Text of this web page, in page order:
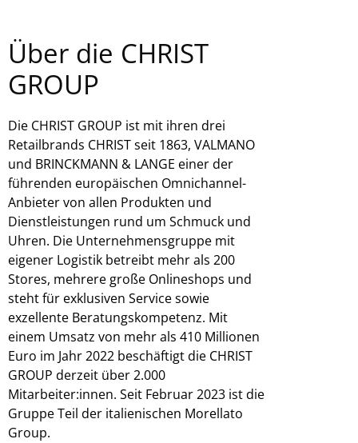
Über die CHRIST
GROUP
Die CHRIST GROUP ist mit ihren drei
Retailbrands CHRIST seit 1863, VALMANO
und BRINCKMANN & LANGE einer der
führenden europäischen Omnichannel-
Anbieter von allen Produkten und
Dienstleistungen rund um Schmuck und
Uhren. Die Unternehmensgruppe mit
eigener Logistik betreibt mehr als 200
Stores, mehrere große Onlineshops und
steht für exklusiven Service sowie
exzellente Beratungskompetenz. Mit
einem Umsatz von mehr als 410 Millionen
Euro im Jahr 2022 beschäftigt die CHRIST
GROUP derzeit über 2.000
Mitarbeiter:innen. Seit Februar 2023 ist die
Gruppe Teil der italienischen Morellato
Group.